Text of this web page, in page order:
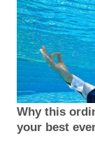
Why this
your best